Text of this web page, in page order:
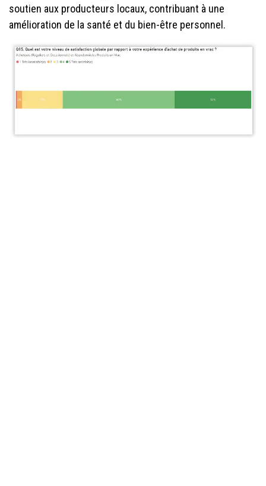
soutien aux producteurs locaux, contribuant à une
amélioration de la santé et du bien-être personnel.